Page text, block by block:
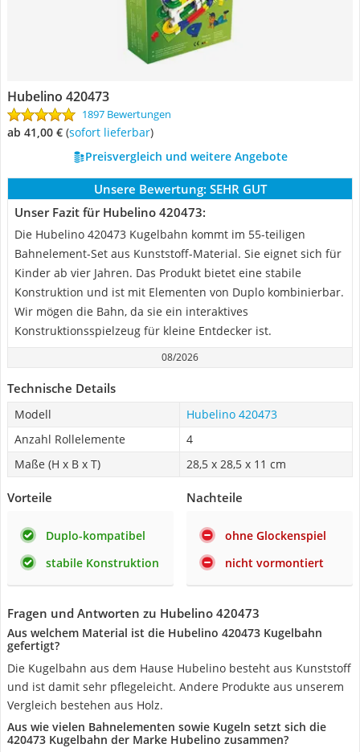
Hubelino 420473
1897 Bewertungen
ab 41,00 € ( Sofort lieferbar)
Preisvergleich und weitere Angebote
Unsere Bewertung: SEHR GUT
Unser Fazit für Hubelino 420473:
Die Hubelino 420473 Kugelbahn kommt im 55-teiligen
Bahnelement-Set aus Kunststoff-Material. Sie eignet sich für
Kinder ab vier Jahren. Das Produkt bietet eine stabile
Konstruktion und ist mit Elementen von Duplo kombinierbar.
Wir mögen die Bahn, da sie ein interaktives
Konstruktionsspielzeug für kleine Entdecker ist.
08/2026
Technische Details
Modell
Hubelino 420473
Anzahl Rollelemente
4
Maße (H x B x T)
28,5 x 28,5 x 11 cm
Vorteile
Duplo-kompatibel
stabile Konstruktion
Nachteile
ohne Glockenspiel
nicht vormontiert
Fragen und Antworten zu Hubelino 420473
Aus welchem Material ist die Hubelino 420473 Kugelbahn
gefertigt?
Die Kugelbahn aus dem Hause Hubelino besteht aus Kunststoff
und ist damit sehr pflegeleicht. Andere Produkte aus unserem
Vergleich bestehen aus Holz.
Aus wie vielen Bahnelementen sowie Kugeln setzt sich die
420473 Kugelbahn der Marke Hubelino zusammen?